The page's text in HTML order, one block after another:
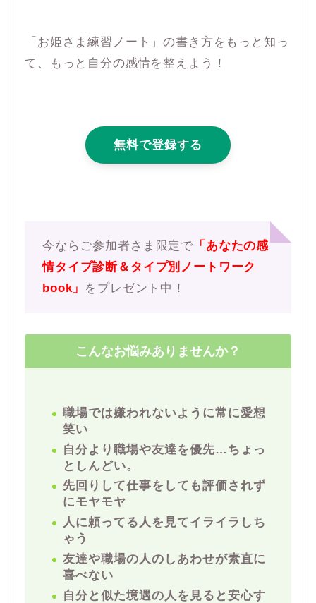
「お姫さま練習ノート」の書き方をもっと知っ
て、もっと自分の感情を整えよう！
無料で登録する
今ならご参加者さま限定で 「あなたの感
情タイプ診断＆タイプ別ノートワーク
book」 をプレゼント中！
こんなお悩みありませんか？
職場では嫌われないように常に愛想
笑い
自分より職場や友達を優先…ちょっ
としんどい。
先回りして仕事をしても評価されず
にモヤモヤ
人に頼ってる人を見てイライラしち
ゃう
友達や職場の人のしあわせが素直に
喜べない
自分と似た境遇の人を見ると安心す